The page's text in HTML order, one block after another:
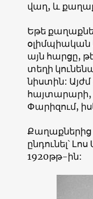
վաղ, և
Եթե
օլիմպիական
այն հարցը,
տեղի
նիստին:
հայտարարի,
Փարիզում,
Քաղաքներից
ընդունել՝
1920թթ-ին: